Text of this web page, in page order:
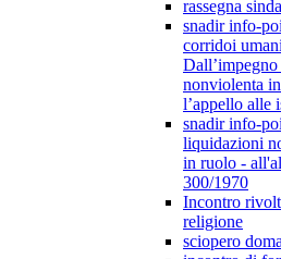
rassegna
snadir info-
corridoi
nonviolenta
l’appello alle
snadir info-
liquidazioni
in ruolo -
300/1970
Incontro
religione
sciopero